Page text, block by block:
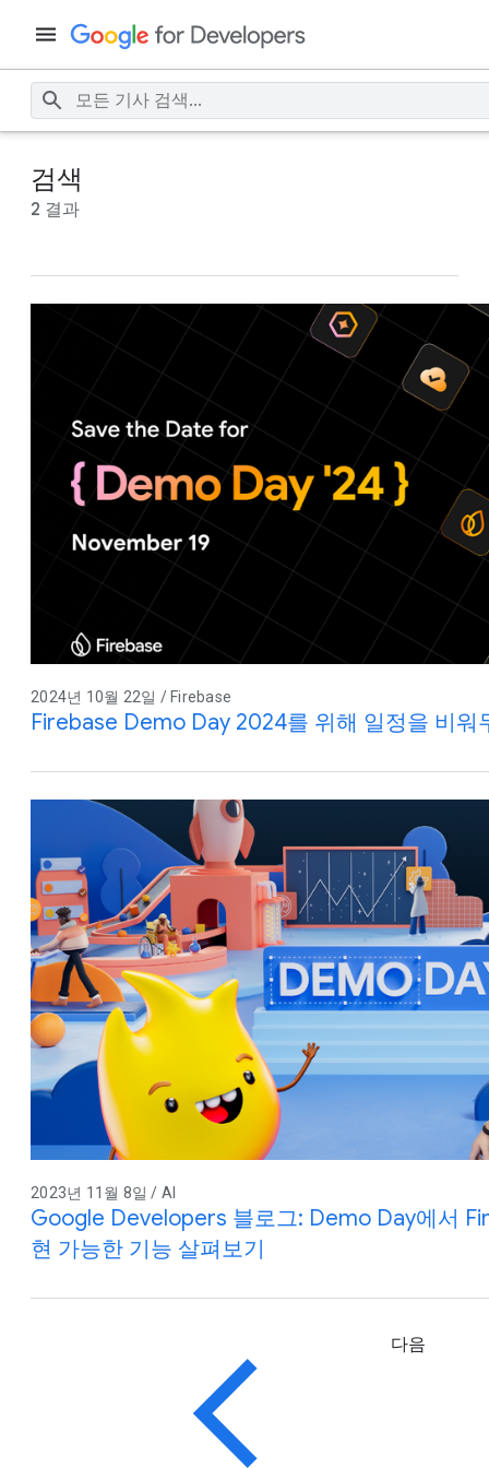
검색
2 결과
2024년 10월 22일 / Firebase
Firebase Demo Day 2024를 위해 일정을 비워
2023년 11월 8일 / AI
Google Developers 블로그: Demo Day에서
현 가능한 기능 살펴보기
다음